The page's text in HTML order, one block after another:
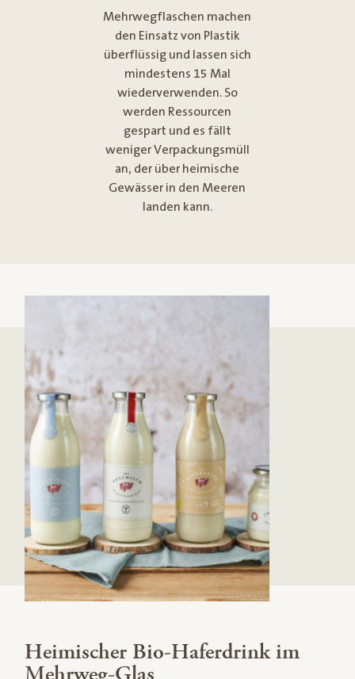
Mehrwegflaschen machen
den Einsatz von Plastik
überflüssig und lassen sich
mindestens 15 Mal
wiederverwenden. So
werden Ressourcen
gespart und es fällt
weniger Verpackungsmüll
an, der über heimische
Gewässer in den Meeren
landen kann.
Heimischer Bio-Haferdrink im